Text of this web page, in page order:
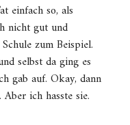
einfach so, als
nicht gut und
zum Beispiel.
selbst da ging es
gab auf. Okay, dann
ich hasste sie.